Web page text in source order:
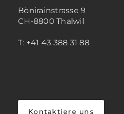
Bönirainstrasse 9
CH-8800 Thalwil
T: +41 43 388 31 88
Kontaktiere uns